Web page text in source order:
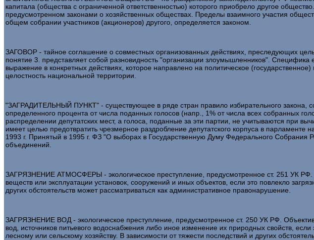
капитала (общества с ограниченной ответственностью) которого приобрело другое
предусмотренном законами о хозяйственных обществах. Пределы взаимного участия
общем собрании участников (акционеров) другого, определяется законом.
ЗАГОВОР - тайное соглашение о совместных организованных действиях, преследующих
понятие 3. представляет собой разновидность "организации злоумышленников".
выражение в конкретных действиях, которое направлено на политическое
целостность национальной территории.
"ЗАГРАДИТЕЛЬНЫЙ ПУНКТ" - существующее в ряде стран правило избирательного закона,
определенного процента от числа поданных голосов (напр., 1% от числа всех собранных
распределении депутатских мест, а голоса, поданные за эти партии, не учитываются при
имеет целью предотвратить чрезмерное раздробление депутатского корпуса в
1993 г. Принятый в 1995 г. ФЗ "О выборах в Государственную Думу Федерального
объединений.
ЗАГРЯЗНЕНИЕ АТМОСФЕРЫ - экологическое преступление, предусмотренное ст. 251 УК
веществ или эксплуатации установок, сооружений и иных объектов, если это повлекло
других обстоятельств может рассматриваться как административное правонарушение.
ЗАГРЯЗНЕНИЕ ВОД - экологическое преступление, предусмотренное ст. 250 УК РФ.
вод, источников питьевого водоснабжения либо иное изменение их природных свойств,
лесному или сельскому хозяйству. В зависимости от тяжести последствий и других